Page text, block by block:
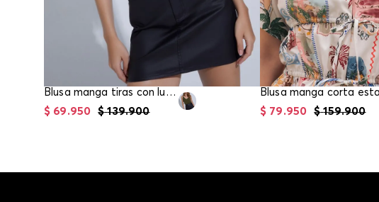
Blusa manga tiras con lurex para mujer
$ 139.900
$ 69.950 $ 159.900
$ 79.950